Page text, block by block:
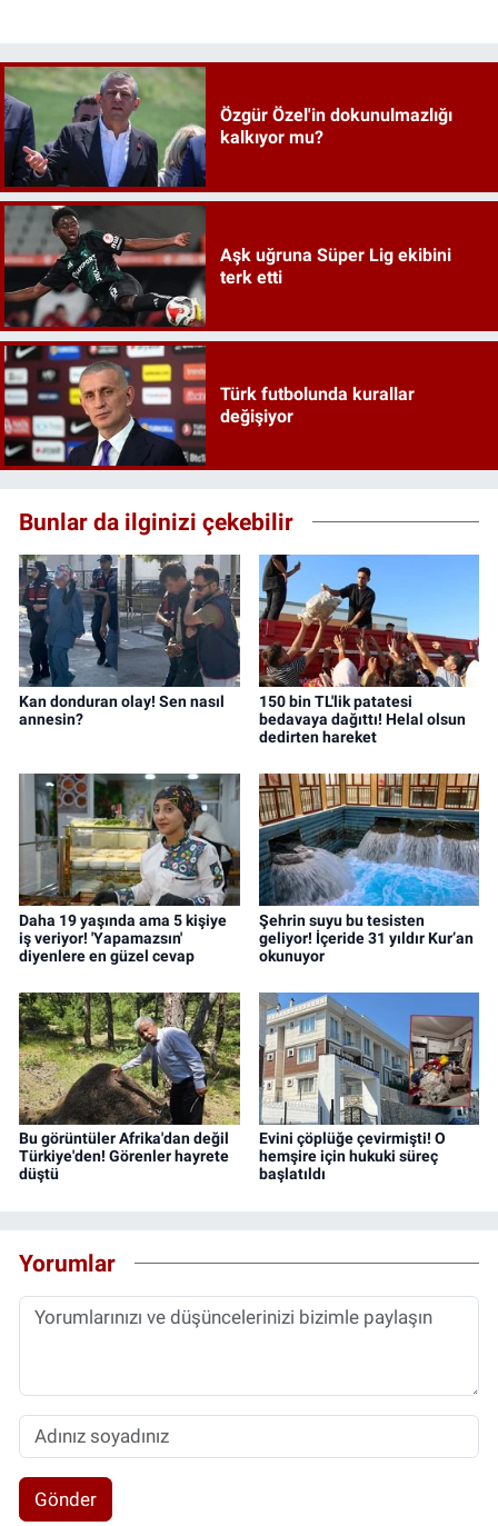
Özgür Özel'in dokunulmazlığı
kalkıyor mu?
Aşk uğruna Süper Lig ekibini
terk etti
Türk futbolunda kurallar
değişiyor
Bunlar da ilginizi çekebilir
Kan donduran olay! Sen nasıl
annesin?
150 bin TL'lik patatesi
bedavaya dağıttı! Helal olsun
dedirten hareket
Daha 19 yaşında ama 5 kişiye
iş veriyor! 'Yapamazsın'
diyenlere en güzel cevap
Şehrin suyu bu tesisten
geliyor! İçeride 31 yıldır Kur’an
okunuyor
Bu görüntüler Afrika'dan değil
Türkiye'den! Görenler hayrete
düştü
Evini çöplüğe çevirmişti! O
hemşire için hukuki süreç
başlatıldı
Yorumlar
Gönder